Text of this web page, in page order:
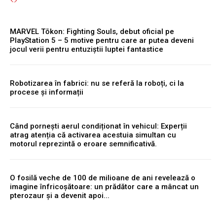
MARVEL Tōkon: Fighting Souls, debut oficial pe
PlayStation 5 – 5 motive pentru care ar putea deveni
jocul verii pentru entuziștii luptei fantastice
Robotizarea în fabrici: nu se referă la roboți, ci la
procese și informații
Când pornești aerul condiționat în vehicul: Experții
atrag atenția că activarea acestuia simultan cu
motorul reprezintă o eroare semnificativă.
O fosilă veche de 100 de milioane de ani revelează o
imagine înfricoșătoare: un prădător care a mâncat un
pterozaur și a devenit apoi...